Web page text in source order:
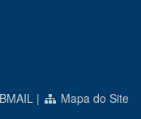
| Mapa do Site